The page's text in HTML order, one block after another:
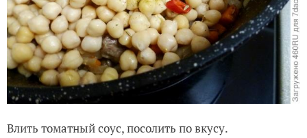
Влить томатный соус, посолить по вкусу.